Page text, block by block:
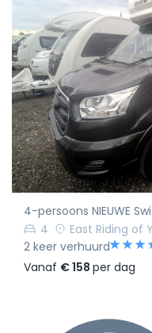
4-persoons NIEUWE
4
East Riding of
2 keer verhuurd
Vanaf € 158 per dag